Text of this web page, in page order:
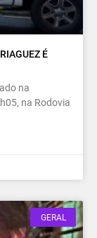
É
na
na Rodovia
GERAL